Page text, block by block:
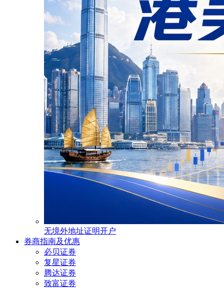
无境外地址证明开户
券商指南及优惠
必贝证券
复星证券
腾达证券
致富证券